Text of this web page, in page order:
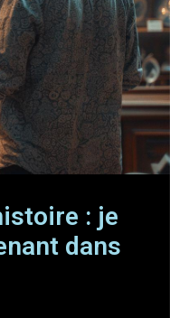
: je
dans